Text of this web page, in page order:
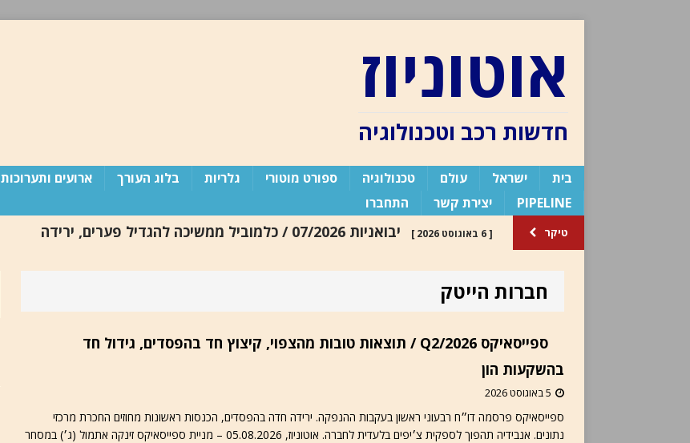
אוטוניוז
חדשות רכב וטכנולוגיה
בית ישראל עולם טכנולוגיה ספורט מוטורי גלריות בלוג העורך ארועים ותערוכות
PIPELINE
יצירת קשר התחברו
טיקר [ 6 באוגוסט 2026 ]
יבואניות 07/2026 / כלמוביל ממשיכה להגדיל פערים, ירידה
במסירות קרסו דו״ח מסירות 2026
[ 30 ביולי 2024 ]
העורך
חברות הייטק
ספייסאיקס Q2/2026 / תוצאות טובות מהצפוי, קיצוץ חד בהפסדים, גידול חד
בהשקעות הון
5 באוגוסט 2026
ספייסאיקס פרסמה דו״ח רבעוני ראשון בעקבות ההנפקה. ירידה חדה בהפסדים, הכנסות ראשונות מחוזים החכרת מרכזי
נתונים. אנבידיה תהפוך לספקית צ׳יפים בלעדית לחברה. אוטוניוז, 05.08.2026 – מניית ספייסאיקס זינקה אתמול (ג׳) במסחר